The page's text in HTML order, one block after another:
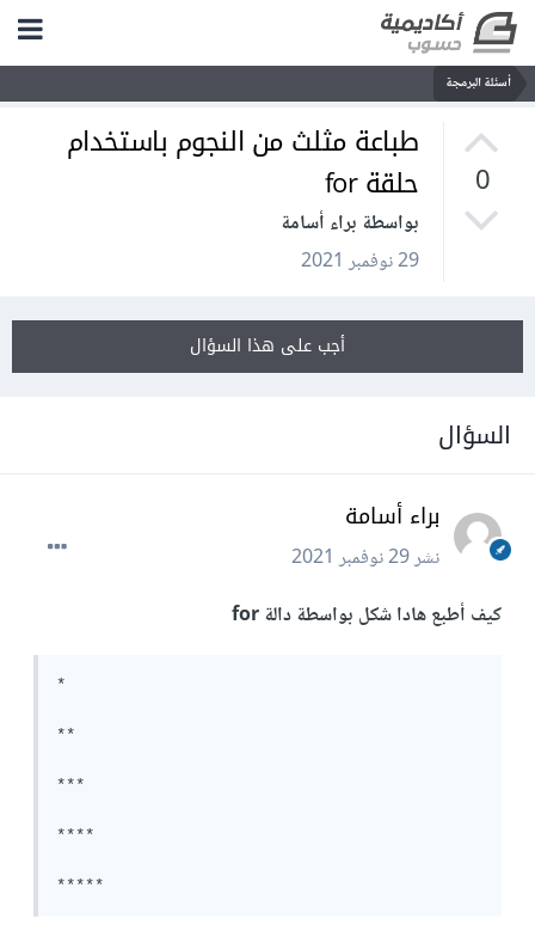
أسئلة البرمجة
0
طباعة مثلث من النجوم باستخدام
حلقة for
بواسطة براء أسامة
29 نوفمبر 2021
أجب على هذا السؤال
السؤال
براء أسامة
نشر29 نوفمبر 2021
كيف أطبع هادا شكل بواسطة دالة for
*
**
***
****
*****